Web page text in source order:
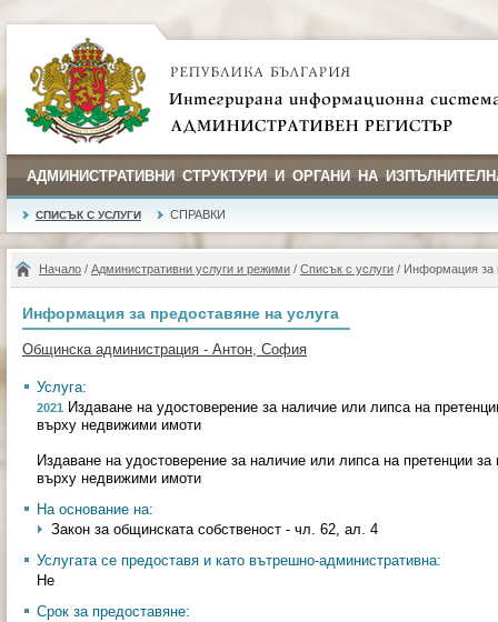
АДМИНИСТРАТИВНИ СТРУКТУРИ И ОРГАНИ НА
СПИСЪК С УСЛУГИ СПРАВКИ
Начало / Административни услуги и режими / Списък с услуги / Информация за
Информация за предоставяне на услуга
Общинска администрация - Антон, София
Услуга:
2021 Издаване на удостоверение за наличие или липса на
върху недвижими имоти
Издаване на удостоверение за наличие или липса на претенции за
върху недвижими имоти
На основание на:
Закон за общинската собственост - чл. 62, ал. 4
Услугата се предоставя и като вътрешно-административна:
Не
Срок за предоставяне: